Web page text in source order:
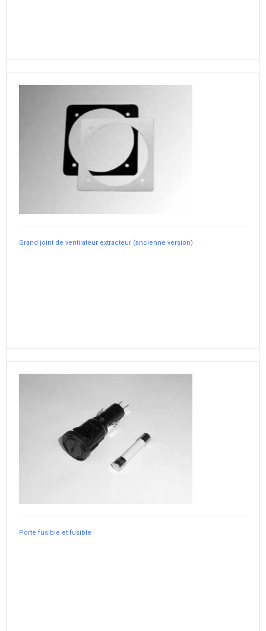
Grand joint de ventilateur extracteur (ancienne version)
Porte fusible et fusible